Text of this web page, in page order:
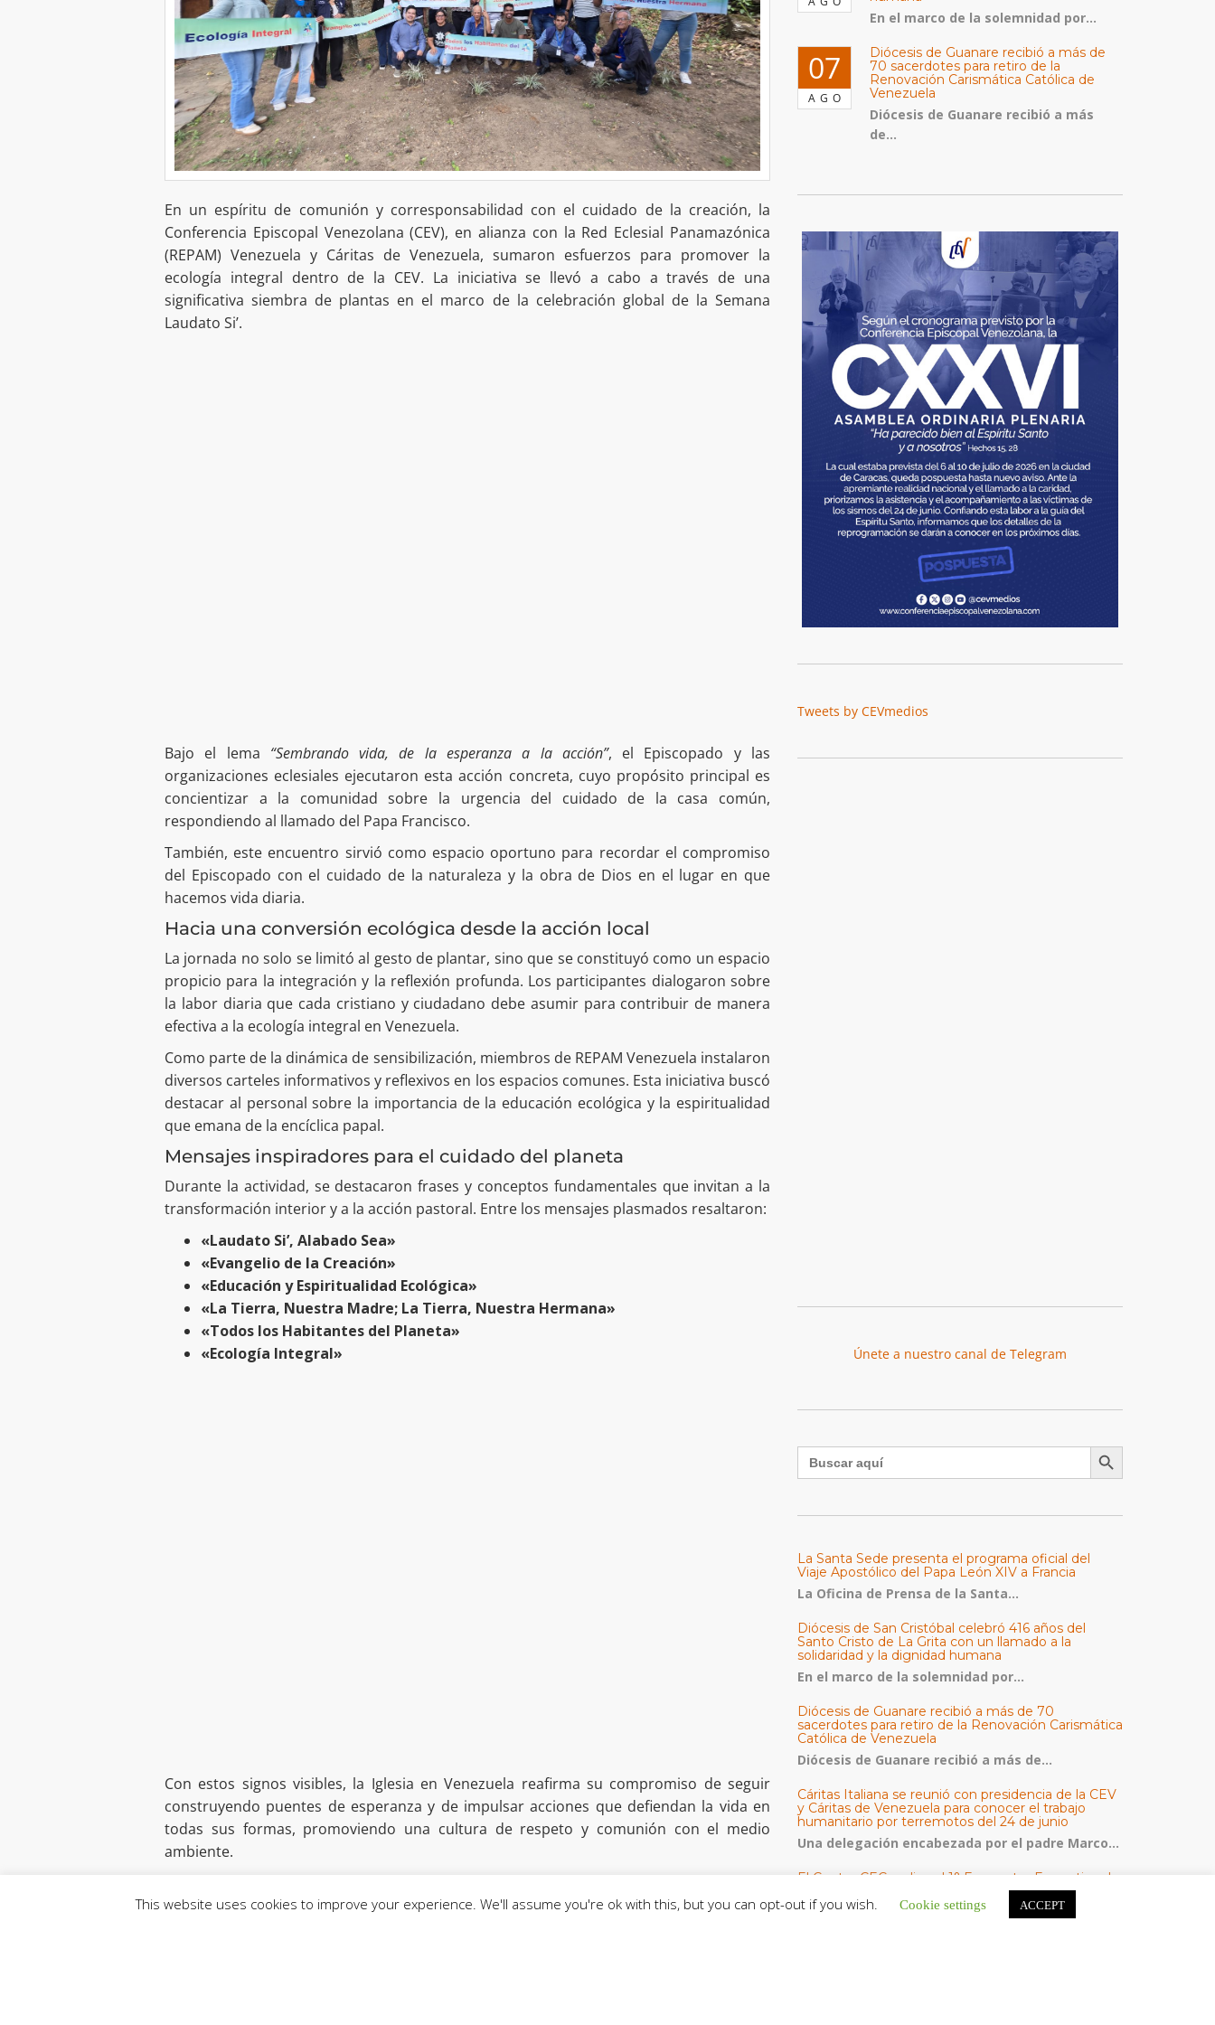
En un espíritu de comunión y corresponsabilidad con el cuidado de la creación, la
Conferencia Episcopal Venezolana (CEV), en alianza con la Red Eclesial Panamazónica
(REPAM) Venezuela y Cáritas de Venezuela, sumaron esfuerzos para promover la
ecología integral dentro de la CEV. La iniciativa se llevó a cabo a través de una
significativa siembra de plantas en el marco de la celebración global de la Semana
Laudato Si’.
Bajo el lema “Sembrando vida, de la esperanza a la acción”, el Episcopado y las
organizaciones eclesiales ejecutaron esta acción concreta, cuyo propósito principal es
concientizar a la comunidad sobre la urgencia del cuidado de la casa común,
respondiendo al llamado del Papa Francisco.
También, este encuentro sirvió como espacio oportuno para recordar el compromiso
del Episcopado con el cuidado de la naturaleza y la obra de Dios en el lugar en que
hacemos vida diaria.
Hacia una conversión ecológica desde la acción local
La jornada no solo se limitó al gesto de plantar, sino que se constituyó como un espacio
propicio para la integración y la reflexión profunda. Los participantes dialogaron sobre
la labor diaria que cada cristiano y ciudadano debe asumir para contribuir de manera
efectiva a la ecología integral en Venezuela.
Como parte de la dinámica de sensibilización, miembros de REPAM Venezuela instalaron
diversos carteles informativos y reflexivos en los espacios comunes. Esta iniciativa buscó
destacar al personal sobre la importancia de la educación ecológica y la espiritualidad
que emana de la encíclica papal.
Mensajes inspiradores para el cuidado del planeta
Durante la actividad, se destacaron frases y conceptos fundamentales que invitan a la
transformación interior y a la acción pastoral. Entre los mensajes plasmados resaltaron:
«Laudato Si’, Alabado Sea»
«Evangelio de la Creación»
«Educación y Espiritualidad Ecológica»
«La Tierra, Nuestra Madre; La Tierra, Nuestra Hermana»
«Todos los Habitantes del Planeta»
«Ecología Integral»
Con estos signos visibles, la Iglesia en Venezuela reafirma su compromiso de seguir
construyendo puentes de esperanza y de impulsar acciones que defiendan la vida en
todas sus formas, promoviendo una cultura de respeto y comunión con el medio
ambiente.
En el marco de la solemnidad por...
07
AGO
Diócesis de Guanare recibió a más de
70 sacerdotes para retiro de la
Renovación Carismática Católica de
Venezuela
Diócesis de Guanare recibió a más
de...
Tweets by CEVmedios
Únete a nuestro canal de Telegram
Buscar: Botón de búsqueda
La Santa Sede presenta el programa oficial del
Viaje Apostólico del Papa León XIV a Francia
La Oficina de Prensa de la Santa...
Diócesis de San Cristóbal celebró 416 años del
Santo Cristo de La Grita con un llamado a la
solidaridad y la dignidad humana
En el marco de la solemnidad por...
Diócesis de Guanare recibió a más de 70
sacerdotes para retiro de la Renovación Carismática
Católica de Venezuela
Diócesis de Guanare recibió a más de...
Cáritas Italiana se reunió con presidencia de la CEV
y Cáritas de Venezuela para conocer el trabajo
humanitario por terremotos del 24 de junio
Una delegación encabezada por el padre Marco...
El Centro CEC realiza el 1° Encuentro Formativo de
Maestros Voluntarios del Proyecto «Talita Kum»
Con una masiva participación que superó los...
This website uses cookies to improve your experience. We'll assume you're ok with this, but you can opt-out if you wish. Cookie settings ACCEPT